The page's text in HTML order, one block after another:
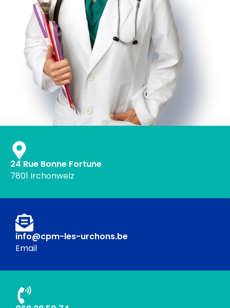
24 Rue Bonne Fortune
7801 Irchonwelz
info@cpm-les-urchons.be
Email